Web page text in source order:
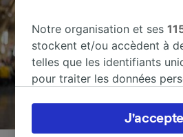
Notre organisation et ses
stockent et/ou accèdent à
telles que les identifiants
pour traiter les données
préférences, notamment en
droit d’opposition à l’intérêt
J'accepte